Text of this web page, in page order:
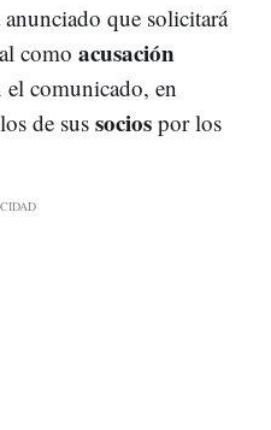
anunciado que solicitará
como acusación
comunicado, en
de sus socios por los